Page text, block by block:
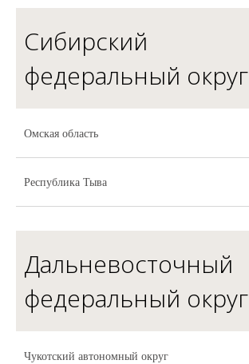
Сибирский
федеральный округ
Омская область
Республика Тыва
Дальневосточный
федеральный округ
Чукотский автономный округ